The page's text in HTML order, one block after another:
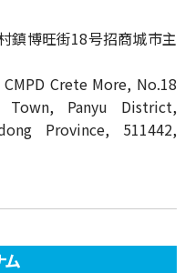
鎮博旺街18号招商城市主
Crete More, No.18
Town, Panyu District,
Province, 511442,
ム